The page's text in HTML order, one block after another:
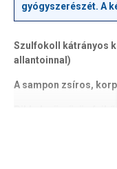
gyógyszerészét. A
Szulfokoll kátrányos
allantoinnal)
A sampon zsíros,
Pikkelysömörös